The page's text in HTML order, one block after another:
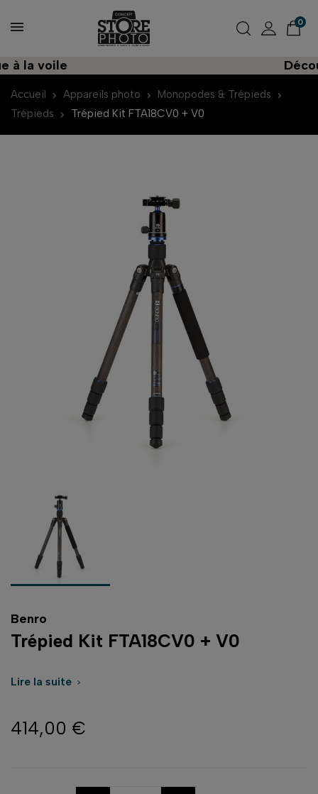
0
la voile
Accueil Appareils photo
Monopodes & Trépieds
Trépieds
Trépied Kit FTA18CV0 + V0
Benro
Trépied Kit FTA18CV0 + V0
Lire la suite 
414,00 €